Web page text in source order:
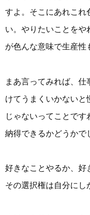
すよ。そこにあれこれ
い。やりたいことをや
が色んな意味で生産性
まあ言ってみれば、
けてうまくいかないと
じゃないってことで
納得できるかどうかで
好きなことやるか、好
その選択権は自分にし